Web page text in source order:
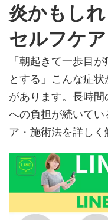
炎かもし
セルフケア
「朝起きて一歩目
とする」こんな症
があります。長時
への負担が続いて
ア・施術法を詳しく